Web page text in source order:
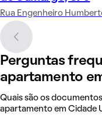
Rua Engenheiro
Perguntas
apartamento
Quais são os
apartamento em Cidade